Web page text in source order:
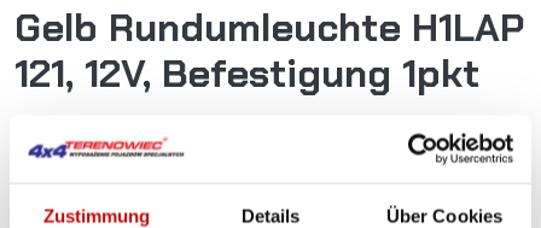
Zustimmung Details Über Cookies
Gelb Rundumleuchte H1LAP
121, 12V, Befestigung 1pkt
LAP Warnleuchte mit Einpunktbefestigung, 12V – eine
professionelle Leuchte für Spezialfahrzeuge.
Blitzfrequenz und wurde für den Einsatz unter extremen